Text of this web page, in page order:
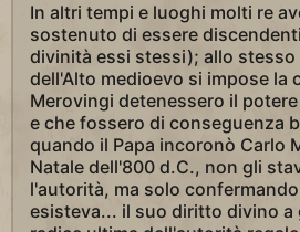
In altri tempi e luoghi molti re
sostenuto di essere
divinità essi stessi); allo stesso
dell'Alto medioevo si impose la
Merovingi detenessero il
e che fossero di conseguenza
quando il Papa incoronò Carlo
Natale dell'800 d.C., non gli
l'autorità, ma solo
esisteva... il suo diritto divino a